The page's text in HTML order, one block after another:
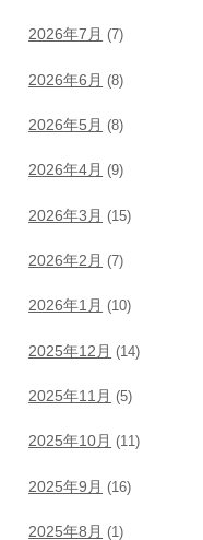
2026年7月 (7)
2026年6月 (8)
2026年5月 (8)
2026年4月 (9)
2026年3月 (15)
2026年2月 (7)
2026年1月 (10)
2025年12月 (14)
2025年11月 (5)
2025年10月 (11)
2025年9月 (16)
2025年8月 (1)